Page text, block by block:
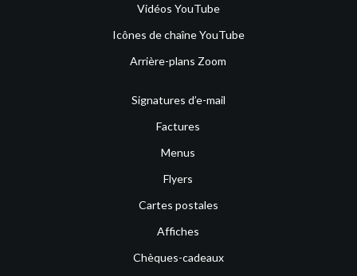
Vidéos YouTube
Icônes de chaîne YouTube
Arrière-plans Zoom
Signatures d’e-mail
Factures
Menus
Flyers
Cartes postales
Affiches
Chèques-cadeaux